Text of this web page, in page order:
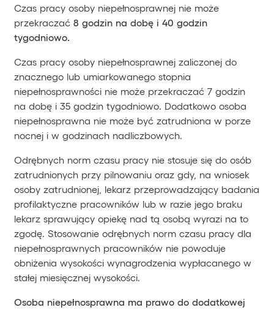
Czas pracy osoby niepełnosprawnej nie może
przekraczać8 godzin na dobę i 40 godzin
tygodniowo.
Czas pracy osoby niepełnosprawnej zaliczonej do
znacznego lub umiarkowanego stopnia
niepełnosprawności nie może przekraczać 7 godzin
na dobę i 35 godzin tygodniowo. Dodatkowo osoba
niepełnosprawna nie może być zatrudniona w porze
nocnej i w godzinach nadliczbowych.
Odrębnych norm czasu pracy nie stosuje się do osób
zatrudnionych przy pilnowaniu oraz gdy, na wniosek
osoby zatrudnionej, lekarz przeprowadzający badania
profilaktyczne pracowników lub w razie jego braku
lekarz sprawujący opiekę nad tą osobą wyrazi na to
zgodę. Stosowanie odrębnych norm czasu pracy dla
niepełnosprawnych pracowników nie powoduje
obniżenia wysokości wynagrodzenia wypłacanego w
stałej miesięcznej wysokości.
Osoba niepełnosprawna ma prawo do dodatkowej